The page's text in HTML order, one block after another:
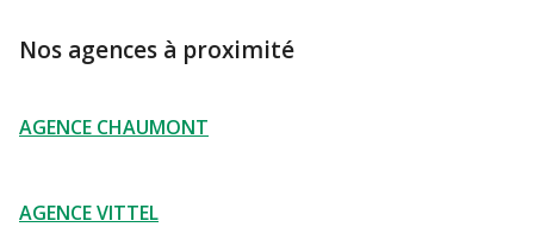
Nos agences à proximité
AGENCE CHAUMONT
AGENCE VITTEL